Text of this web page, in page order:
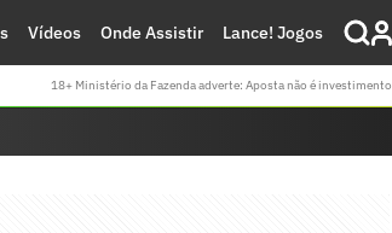
Vídeos Onde Assistir Lance! Jogos
18+ Ministério da Fazenda adverte: Aposta não é investimento